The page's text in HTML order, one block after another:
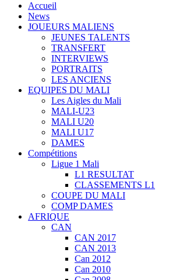
Accueil
News
JOUEURS MALIENS
JEUNES TALENTS
TRANSFERT
INTERVIEWS
PORTRAITS
LES ANCIENS
EQUIPES DU MALI
Les Aigles du Mali
MALI-U23
MALI U20
MALI U17
DAMES
Compétitions
Ligue 1 Mali
L1 RESULTAT
CLASSEMENTS L1
COUPE DU MALI
COMP DAMES
AFRIQUE
CAN
CAN 2017
CAN 2013
Can 2012
Can 2010